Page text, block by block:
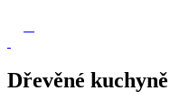
Dřevěné kuchyně